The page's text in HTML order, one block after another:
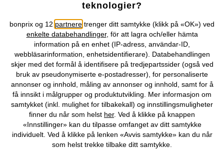
Du kan også finne oss på
Kjøpsvilkår Personopplysninger Cookie-innstillinger
Om Oss Angre kjøp
©2026 bonprix.
teknologier?
bonprix og 12 partnere trenger ditt samtykke (klikk på «OK») ved
enkelte databehandlinger, för att lagra och/eller hämta
information på en enhet (IP-adress, användar-ID,
webbläsarinformation, enhetsidentifierare). Databehandlingen
skjer med det formål å identifisere på tredjepartssider (også ved
bruk av pseudonymiserte e-postadresser), for personaliserte
annonser og innhold, måling av annonser og innhold, samt for å
få innsikt i målgrupper og produktutvikling. Mer informasjon om
samtykket (inkl. mulighet for tilbakekall) og innstillingsmuligheter
finner du når som helst her. Ved å klikke på knappen
«Innstillinger» kan du tilpasse omfanget av ditt samtykke
individuelt. Ved å klikke på lenken «Avvis samtykke» kan du når
som helst trekke tilbake ditt samtykke.